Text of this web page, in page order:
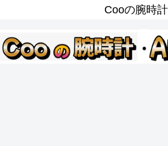
Cooの腕時計